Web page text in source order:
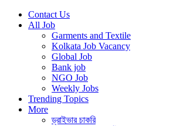
Contact Us
All Job
Garments and Textile
Kolkata Job Vacancy
Global Job
Bank job
NGO Job
Weekly Jobs
Trending Topics
More
ড্রাইভার চাকরি